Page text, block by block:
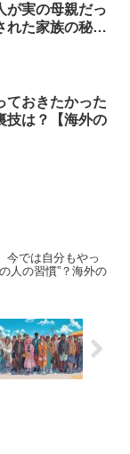
が実の母親だっ
れた家族の秘
ておきたかった
技は？【海外の
今では自分もやっ
人の習慣”？海外の